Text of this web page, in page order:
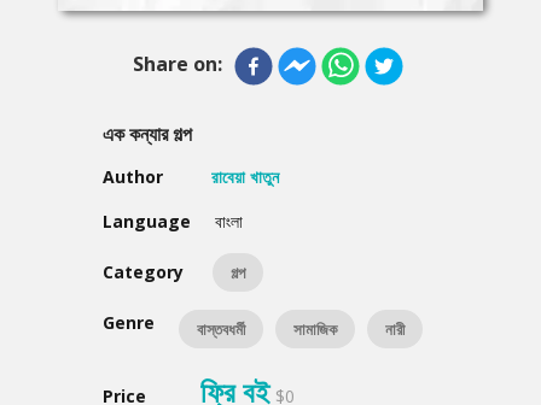
Share on:
এক কন্যার গল্প
Author
রাবেয়া খাতুন
Language
বাংলা
Category গল্প
Genre বাস্তবধর্মী সামাজিক নারী
Price ফ্রি বই $0